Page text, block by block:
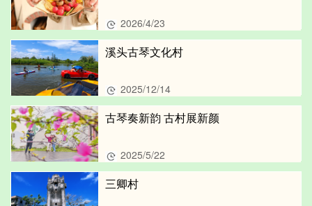
2026/4/23
溪头古琴文化村
2025/12/14
古琴奏新韵 古村展新颜
2025/5/22
三卿村